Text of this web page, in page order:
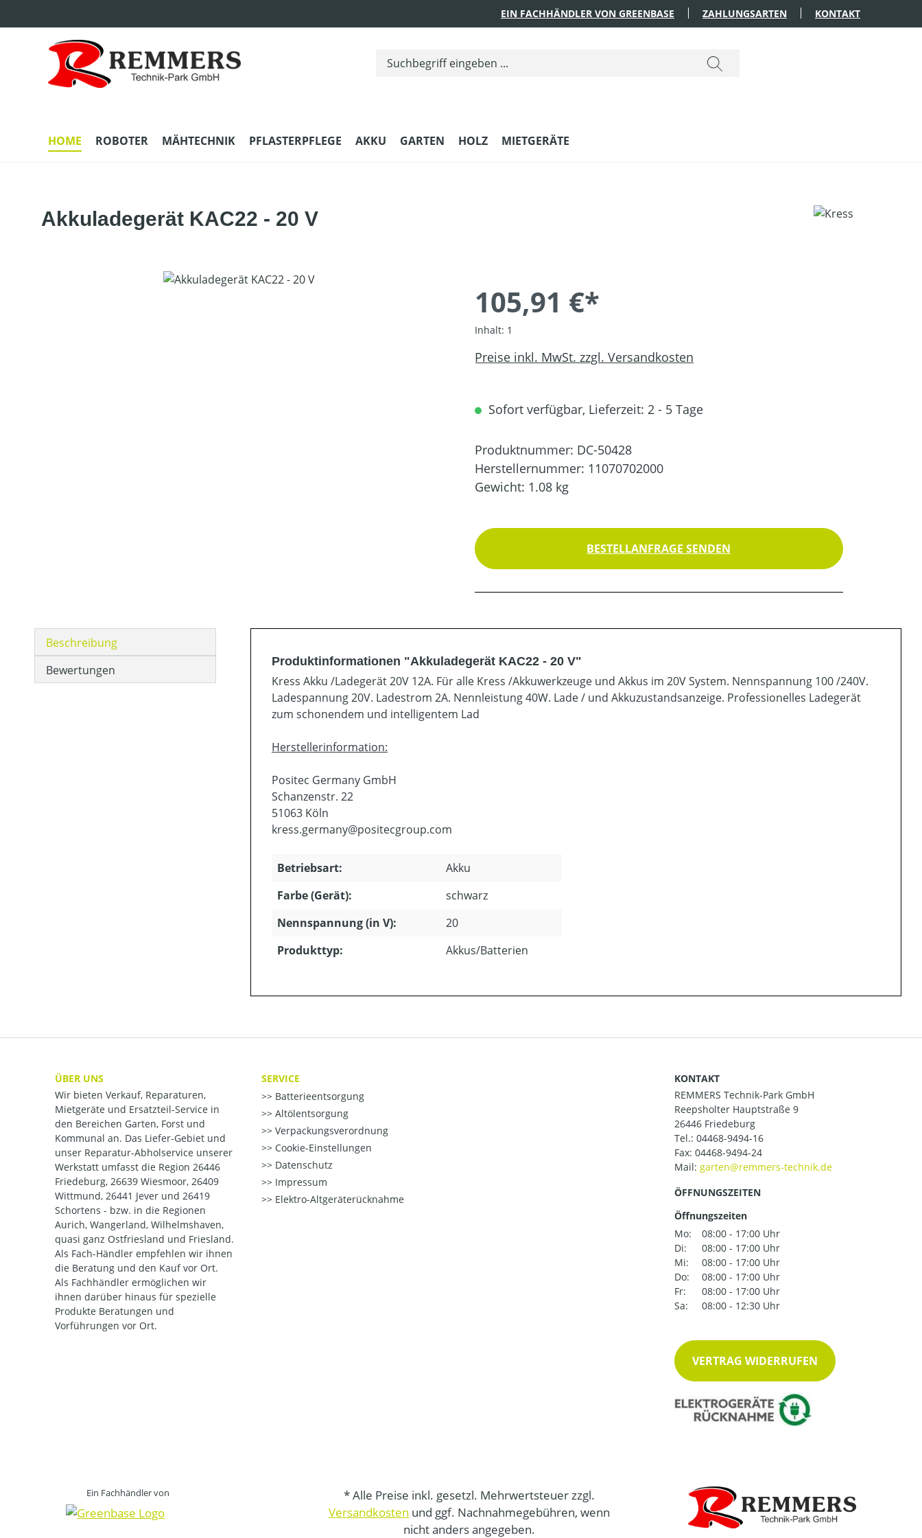
EIN FACHHÄNDLER VON GREENBASE ZAHLUNGSARTEN KONTAKT
HOME ROBOTER MÄHTECHNIK PFLASTERPFLEGE AKKU GARTEN HOLZ MIETGERÄTE
Akkuladegerät KAC22 - 20 V
Bildergalerie überspringen
105,91 €*
Inhalt: 1
Preise inkl. MwSt. zzgl. Versandkosten
Sofort verfügbar, Lieferzeit: 2 - 5 Tage
Produktnummer: DC-50428
Herstellernummer: 11070702000
Gewicht: 1.08 kg
BESTELLANFRAGE SENDEN
Beschreibung
Bewertungen
Produktinformationen "Akkuladegerät KAC22 - 20 V"
Kress Akku /Ladegerät 20V 12A. Für alle Kress /Akkuwerkzeuge und Akkus im 20V System. Nennspannung 100 /240V.
Ladespannung 20V. Ladestrom 2A. Nennleistung 40W. Lade / und Akkuzustandsanzeige. Professionelles Ladegerät
zum schonendem und intelligentem Lad
Herstellerinformation:
Positec Germany GmbH
Schanzenstr. 22
51063 Köln
kress.germany@positecgroup.com
Betriebsart:
Akku
Farbe (Gerät):
schwarz
Nennspannung (in V):
20
Produkttyp:
Akkus/Batterien
ÜBER UNS
Wir bieten Verkauf, Reparaturen,
Mietgeräte und Ersatzteil-Service in
den Bereichen Garten, Forst und
Kommunal an. Das Liefer-Gebiet und
unser Reparatur-Abholservice unserer
Werkstatt umfasst die Region 26446
Friedeburg, 26639 Wiesmoor, 26409
Wittmund, 26441 Jever und 26419
Schortens - bzw. in die Regionen
Aurich, Wangerland, Wilhelmshaven,
quasi ganz Ostfriesland und Friesland.
Als Fach-Händler empfehlen wir ihnen
die Beratung und den Kauf vor Ort.
Als Fachhändler ermöglichen wir
ihnen darüber hinaus für spezielle
Produkte Beratungen und
Vorführungen vor Ort.
SERVICE
Batterieentsorgung
Altölentsorgung
Verpackungsverordnung
Cookie-Einstellungen
Datenschutz
Impressum
Elektro-Altgeräterücknahme
KONTAKT
REMMERS Technik-Park GmbH
Reepsholter Hauptstraße 9
26446 Friedeburg
Tel.: 04468-9494-16
Fax: 04468-9494-24
Mail:
ÖFFNUNGSZEITEN
Öffnungszeiten
Mo:
08:00 - 17:00 Uhr
Di:
08:00 - 17:00 Uhr
Mi:
08:00 - 17:00 Uhr
Do:
08:00 - 17:00 Uhr
Fr:
08:00 - 17:00 Uhr
Sa:
08:00 - 12:30 Uhr
VERTRAG WIDERRUFEN
Ein Fachhändler von
* Alle Preise inkl. gesetzl. Mehrwertsteuer zzgl.
Versandkosten und ggf. Nachnahmegebühren, wenn
nicht anders angegeben.